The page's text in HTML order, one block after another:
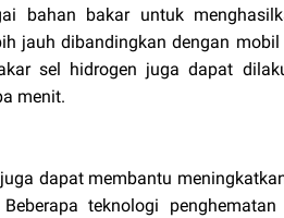
bahan bakar untuk
jauh dibandingkan dengan
sel hidrogen juga dapat
menit.
dapat membantu
teknologi